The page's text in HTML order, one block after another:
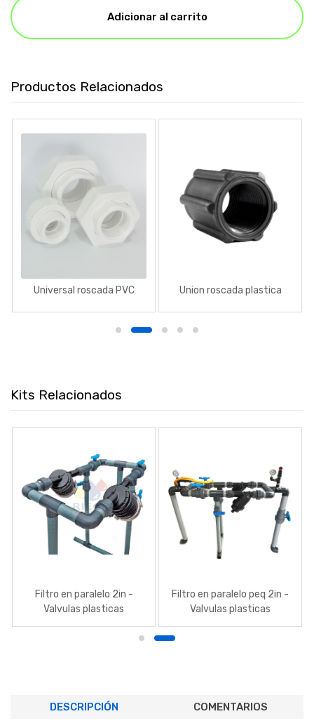
Adicionar al carrito
Productos Relacionados
Universal roscada PVC Union roscada plastica
Kits Relacionados
Filtro en paralelo 2in -
Valvulas plasticas
Filtro en paralelo peq 2in -
Valvulas plasticas
DESCRIPCIÓN COMENTARIOS